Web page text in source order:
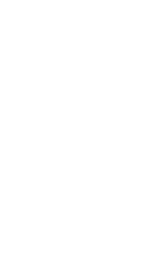
aus Polybaumwolle (240
2 sternale textile
(davon 2 Automatik-